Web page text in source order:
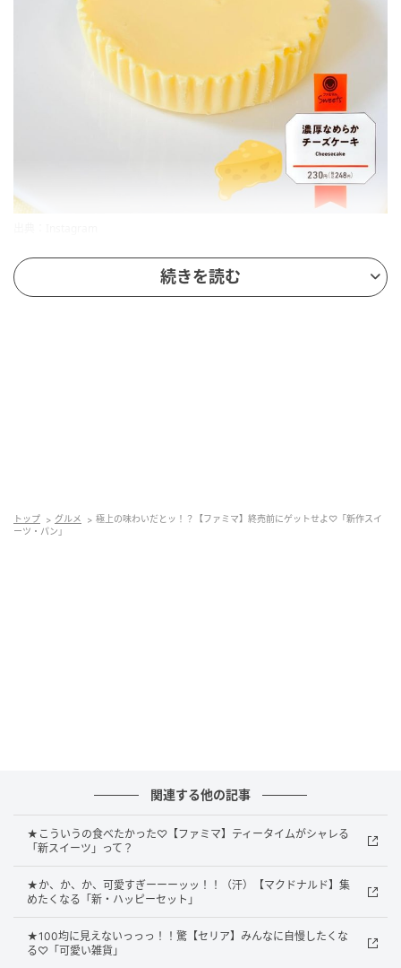
クリームやソースなどのデコレーションがない、シン
プルなビジュアルのこちらは、スイーツブロガーの
出典：Instagram
たっぷりのクリームが巻かれたこちらのスイーツは
「もっちりクリームロール（チョコ）」です。生地も
続きを読む
トップ グルメ
極上の味わいだとッ！？【ファミマ】終売前にゲットせよ♡「新作スイ
ーツ・パン」
関連する他の記事
★こういうの食べたかった♡【ファミマ】ティータイムがシャレる
「新スイーツ」って？
★か、か、か、可愛すぎーーーッッ！！（汗）【マクドナルド】集
めたくなる「新・ハッピーセット」
★100均に見えないっっっ！！驚【セリア】みんなに自慢したくな
る♡「可愛い雑貨」